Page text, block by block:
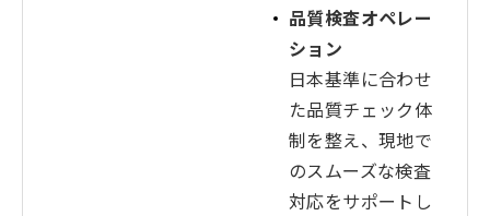
品質検査オペレー
ション
日本基準に合わせ
た品質チェック体
制を整え、現地で
のスムーズな検査
対応をサポートし